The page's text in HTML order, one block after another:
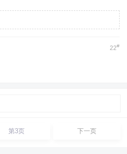
22#
第3页 下一页